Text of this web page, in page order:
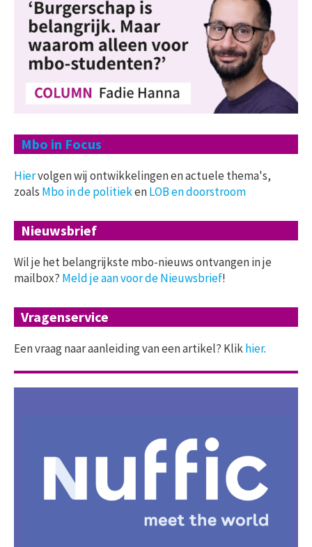
Mbo in Focus
Hiervolgen wij ontwikkelingen en actuele thema's,
zoals Mbo in de politiekenLOB en doorstroom
Nieuwsbrief
Wil je het belangrijkste mbo-nieuws ontvangen in je
mailbox? Meld je aan voor de Nieuwsbrief!
Vragenservice
Een vraag naar aanleiding van een artikel? Klikhier.